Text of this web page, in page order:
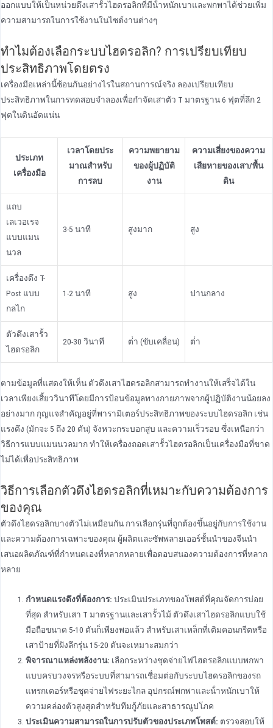
ออกแบบให้เป็นหน่วยดึงเสารั้วไฮดรอลิกที่มีน้ําหนักเบาและพกพาได้ช่วยเพิ่ม
ความสามารถในการใช้งานในไซต์งานต่างๆ
ทําไมต้องเลือกระบบไฮดรอลิก? การเปรียบเทียบ
ประสิทธิภาพโดยตรง
เครื่องมือเหล่านี้ซ้อนกันอย่างไรในสถานการณ์จริง ลองเปรียบเทียบ
ประสิทธิภาพในการทดสอบจําลองเพื่อกําจัดเสาตัว T มาตรฐาน 6 ฟุตที่ลึก 2
ฟุตในดินอัดแน่น
ประเภท
เครื่องมือ
เวลาโดยประ
มาณสําหรับ
การลบ
ความพยายาม
ของผู้ปฏิบัติ
งาน
ความเสี่ยงของความ
เสียหายของเสา/พื้น
ดิน
แถบ
เลเวอเรจ
แบบแมน
นวล
3-5 นาที สูงมาก สูง
เครื่องดึง T-
Post แบบ
กลไก
1-2 นาที สูง ปานกลาง
ตัวดึงเสารั้ว
ไฮดรอลิก
20-30 วินาที ต่ํา (ขับเคลื่อน) ต่ํา
ตามข้อมูลที่แสดงให้เห็น ตัวดึงเสาไฮดรอลิกสามารถทํางานให้เสร็จได้ใน
เวลาเพียงเสี้ยววินาทีโดยมีการป้อนข้อมูลทางกายภาพจากผู้ปฏิบัติงานน้อยลง
อย่างมาก กุญแจสําคัญอยู่ที่พารามิเตอร์ประสิทธิภาพของระบบไฮดรอลิก เช่น
แรงดึง (มักจะ 5 ถึง 20 ตัน) จังหวะกระบอกสูบ และความเร็วรอบ ซึ่งเหนือกว่า
วิธีการแบบแมนนวลมาก ทําให้เครื่องถอดเสารั้วไฮดรอลิกเป็นเครื่องมือที่ขาด
ไม่ได้เพื่อประสิทธิภาพ
วิธีการเลือกตัวดึงไฮดรอลิกที่เหมาะกับความต้องการ
ของคุณ
ตัวดึงไฮดรอลิกบางตัวไม่เหมือนกัน การเลือกรุ่นที่ถูกต้องขึ้นอยู่กับการใช้งาน
และความต้องการเฉพาะของคุณ ผู้ผลิตและซัพพลายเออร์ชั้นนําของจีนนํา
เสนอผลิตภัณฑ์ที่กําหนดเองที่หลากหลายเพื่อตอบสนองความต้องการที่หลาก
หลาย
กําหนดแรงดึงที่ต้องการ: ประเมินประเภทของโพสต์ที่คุณจัดการบ่อย
ที่สุด สําหรับเสา T มาตรฐานและเสารั้วไม้ ตัวดึงเสาไฮดรอลิกแบบใช้
มือถือขนาด 5-10 ตันก็เพียงพอแล้ว สําหรับเสาเหล็กที่เติมคอนกรีตหรือ
เสาป้ายที่ฝังลึกรุ่น 15-20 ตันจะเหมาะสมกว่า
พิจารณาแหล่งพลังงาน: เลือกระหว่างชุดจ่ายไฟไฮดรอลิกแบบพกพา
แบบครบวงจรหรือระบบที่สามารถเชื่อมต่อกับระบบไฮดรอลิกของรถ
แทรกเตอร์หรือชุดจ่ายไฟระยะไกล อุปกรณ์พกพาและน้ําหนักเบาให้
ความคล่องตัวสูงสุดสําหรับทีมกู้ภัยและสาธารณูปโภค
ประเมินความสามารถในการปรับตัวของประเภทโพสต์: ตรวจสอบให้